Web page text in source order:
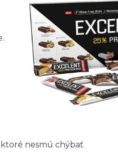
nesmú chýbať